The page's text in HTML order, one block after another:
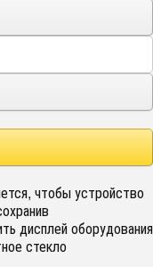
чтобы устройство
дисплей оборудования
стекло